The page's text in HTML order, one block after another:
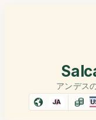
アンデス
JA